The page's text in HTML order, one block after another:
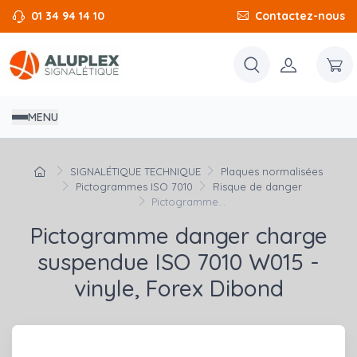
01 34 94 14 10 Contactez-nous
MENU
SIGNALÉTIQUE TECHNIQUE
Plaques normalisées
Pictogrammes ISO 7010
Risque de danger
Pictogramme...
Pictogramme danger charge
suspendue ISO 7010 W015 -
vinyle, Forex Dibond